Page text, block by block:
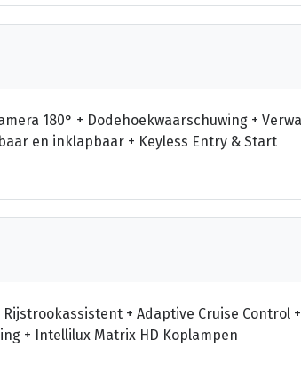
180° + Dodehoekwaarschuwing +
en inklapbaar + Keyless Entry & Start
+ Adaptive Cruise Control
+ Intellilux Matrix HD Koplampen